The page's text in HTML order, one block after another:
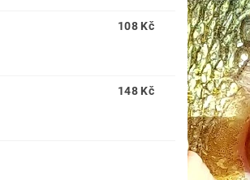
108 Kč
148 Kč